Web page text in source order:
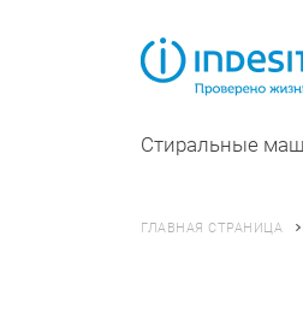
Стиральные
ГЛАВНАЯ СТРАНИЦА